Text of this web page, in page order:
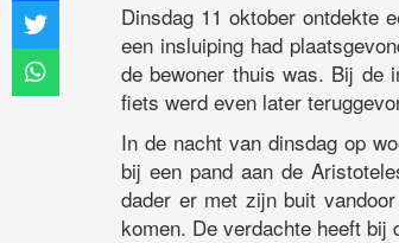
Dinsdag 11 oktober ontdekte
een insluiping had
de bewoner thuis was. Bij de
fiets werd even later
In de nacht van dinsdag op
bij een pand aan de
dader er met zijn buit
komen. De verdachte heeft bij